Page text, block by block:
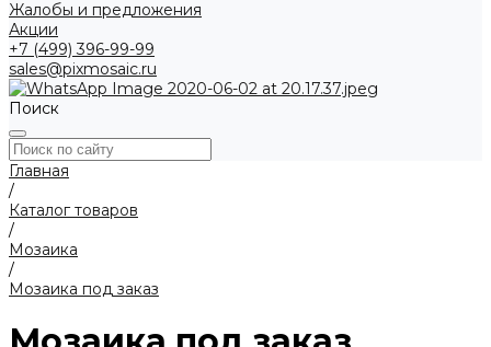
Жалобы и предложения
Акции
+7 (499) 396-99-99
sales@pixmosaic.ru
Поиск
Главная
/
Каталог товаров
/
Мозаика
/
Мозаика под заказ